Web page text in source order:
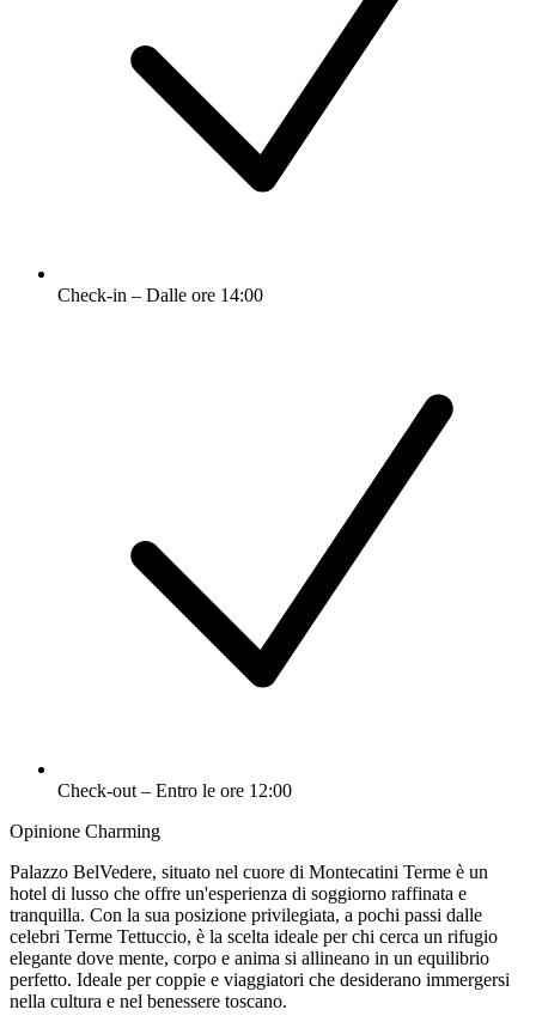
Check-in – Dalle ore 14:00
Check-out – Entro le ore 12:00
Opinione Charming
Palazzo BelVedere, situato nel cuore di Montecatini Terme è un
hotel di lusso che offre un'esperienza di soggiorno raffinata e
tranquilla. Con la sua posizione privilegiata, a pochi passi dalle
celebri Terme Tettuccio, è la scelta ideale per chi cerca un rifugio
elegante dove mente, corpo e anima si allineano in un equilibrio
perfetto. Ideale per coppie e viaggiatori che desiderano immergersi
nella cultura e nel benessere toscano.